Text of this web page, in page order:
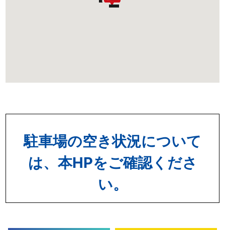
駐車場の空き状況について
は、本HPをご確認くださ
い。